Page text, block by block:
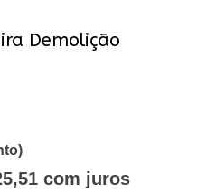
Demolição
com juros